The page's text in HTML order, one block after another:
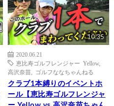
10:35
2020.06.21
恵比寿ゴルフレンジャー Yellow,
高沢奈苗
ゴルフななちゃんねる
クラブ1本縛りのイベントホ
ール【恵比寿ゴルフレンジャ